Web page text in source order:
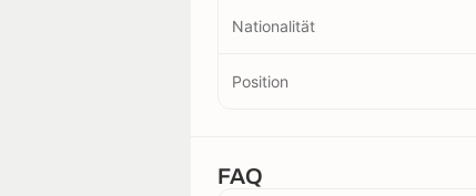
Nationalität
Position
FAQ